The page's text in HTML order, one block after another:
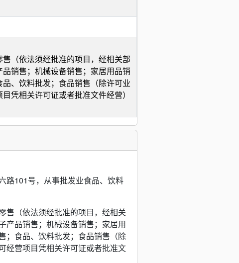
（依法须经批准的项目，经相关部
销售；机械设备销售；家居用品销
、饮料批发；食品销售（除许可业
凭相关许可证或者批准文件经营）
路101号，从事批发业食品、饮料
售（依法须经批准的项目，经相关
产品销售；机械设备销售；家居用
；食品、饮料批发；食品销售（除
经营项目凭相关许可证或者批准文